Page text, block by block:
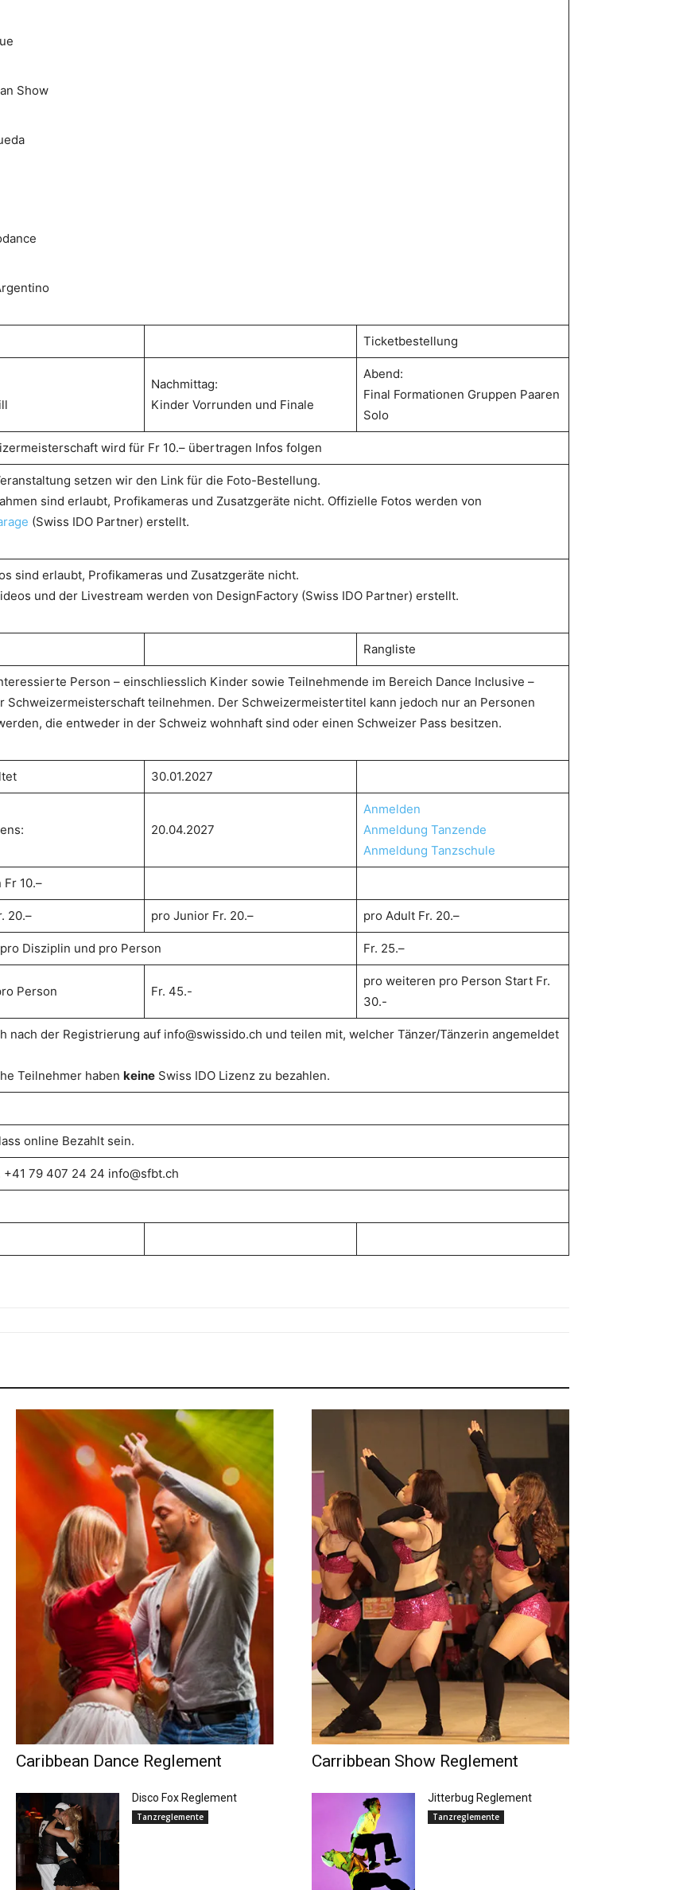
Show
Ticketbestellung
Nachmittag:
Kinder Vorrunden und Finale
Abend:
Final Formationen Gruppen Paaren
Solo
wird für Fr 10.– übertragen Infos folgen
setzen wir den Link für die Foto-Bestellung.
sind erlaubt, Profikameras und Zusatzgeräte nicht. Offizielle Fotos werden von
(Swiss IDO Partner) erstellt.
sind erlaubt, Profikameras und Zusatzgeräte nicht.
und der Livestream werden von DesignFactory (Swiss IDO Partner) erstellt.
Rangliste
Person – einschliesslich Kinder sowie Teilnehmende im Bereich Dance Inclusive –
Schweizermeisterschaft teilnehmen. Der Schweizermeistertitel kann jedoch nur an Personen
die entweder in der Schweiz wohnhaft sind oder einen Schweizer Pass besitzen.
30.01.2027
20.04.2027
Anmelden
Anmeldung Tanzende
Anmeldung Tanzschule
10.–
20.– pro Junior Fr. 20.– pro Adult Fr. 20.–
Disziplin und pro Person Fr. 25.–
Person Fr. 45.-
pro weiteren pro Person Start Fr.
30.-
nach der Registrierung auf info@swissido.ch und teilen mit, welcher Tänzer/Tänzerin angemeldet
Teilnehmer haben keineSwiss IDO Lizenz zu bezahlen.
online Bezahlt sein.
+41 79 407 24 24 info@sfbt.ch
Caribbean Dance Reglement Carribbean Show Reglement
Disco Fox Reglement
Tanzreglemente
Jitterbug Reglement
Tanzreglemente